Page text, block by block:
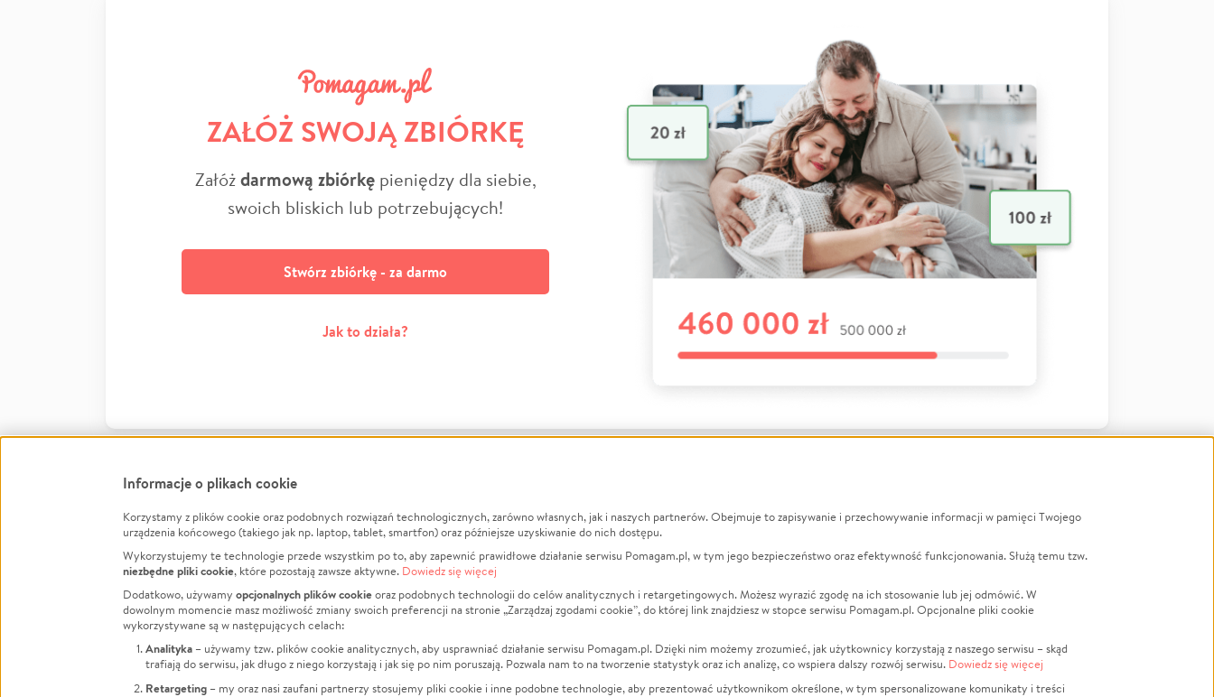
ZAŁÓŻ SWOJĄ ZBIÓRKĘ
Załóżdarmową zbiórkępieniędzy dla siebie,
swoich bliskich lub potrzebujących!
Stwórz zbiórkę - za darmo
Jak to działa?
FacebookTwitter Instagram
LinkedInTikTok Youtube
Informacje
Jak to działa?
Regulamin
Polityka Prywatności
Kontakt
Porównanie serwisów
O nas
Opinie
Raporty
Za darmo
Dla NGO
Fundacja Pomagam.pl
Zbieraj na
Leczenie
Zwierzęta
Pożar
Sport
Pomoc Finansowa
LGBTQ+
Powódź
Wichura
Religia
Edukacja
Informacje o plikach cookie
Korzystamy z plików cookie oraz podobnych rozwiązań technologicznych, zarówno własnych, jak i naszych partnerów. Obejmuje to zapisywanie i przechowywanie informacji w pamięci Twojego
urządzenia końcowego (takiego jak np. laptop, tablet, smartfon) oraz późniejsze uzyskiwanie do nich dostępu.
Wykorzystujemy te technologie przede wszystkim po to, aby zapewnić prawidłowe działanie serwisu Pomagam.pl, w tym jego bezpieczeństwo oraz efektywność funkcjonowania. Służą temu tzw.
niezbędne pliki cookie, które pozostają zawsze aktywne. Dowiedz się więcej
Dodatkowo, używamy opcjonalnych plików cookieoraz podobnych technologii do celów analitycznych i retargetingowych. Możesz wyrazić zgodę na ich stosowanie lub jej odmówić. W
dowolnym momencie masz możliwość zmiany swoich preferencji na stronie „Zarządzaj zgodami cookie”, do której link znajdziesz w stopce serwisu Pomagam.pl. Opcjonalne pliki cookie
wykorzystywane są w następujących celach:
Analityka – używamy tzw. plików cookie analitycznych, aby usprawniać działanie serwisu Pomagam.pl. Dzięki nim możemy zrozumieć, jak użytkownicy korzystają z naszego serwisu – skąd
trafiają do serwisu, jak długo z niego korzystają i jak się po nim poruszają. Pozwala nam to na tworzenie statystyk oraz ich analizę, co wspiera dalszy rozwój serwisu. Dowiedz się więcej
Retargeting – my oraz nasi zaufani partnerzy stosujemy pliki cookie i inne podobne technologie, aby prezentować użytkownikom określone, w tym spersonalizowane komunikaty i treści